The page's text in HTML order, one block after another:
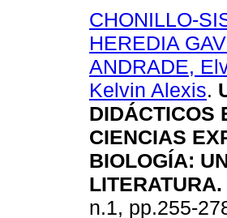
CHONILLO-
HEREDIA
ANDRADE,
Kelvin Alexis.
DIDÁCTICOS
CIENCIAS
BIOLOGÍA:
LITERATURA.
n.1, pp.255-